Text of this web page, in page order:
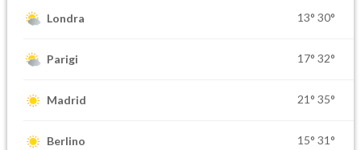
Londra 13° 30°
Parigi 17° 32°
Madrid 21° 35°
Berlino 15° 31°